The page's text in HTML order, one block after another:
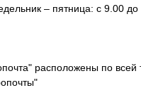
– пятница: с 9.00 до
расположены по